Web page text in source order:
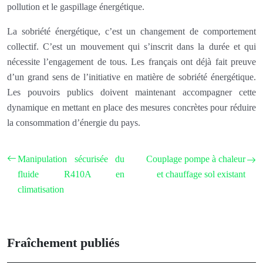
pollution et le gaspillage énergétique.
La sobriété énergétique, c’est un changement de comportement
collectif. C’est un mouvement qui s’inscrit dans la durée et qui
nécessite l’engagement de tous. Les français ont déjà fait preuve
d’un grand sens de l’initiative en matière de sobriété énergétique.
Les pouvoirs publics doivent maintenant accompagner cette
dynamique en mettant en place des mesures concrètes pour réduire
la consommation d’énergie du pays.
Manipulation sécurisée du
fluide R410A en
climatisation
Couplage pompe à chaleur
et chauffage sol existant
Fraîchement publiés